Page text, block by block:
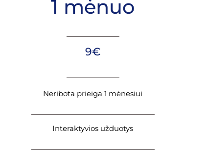
1 mėnuo
9€
Neribota prieiga 1 mėnesiui
Interaktyvios užduotys